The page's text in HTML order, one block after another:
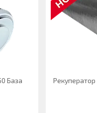
База